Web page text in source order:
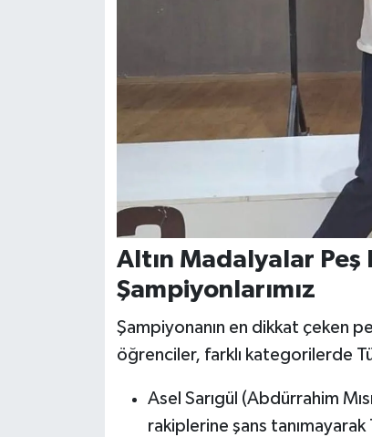
Altın Madalyalar Peş
Şampiyonlarımız
Şampiyonanın en dikkat çeken
öğrenciler, farklı kategorilerde
Asel Sarıgül (Abdürrahim
rakiplerine şans